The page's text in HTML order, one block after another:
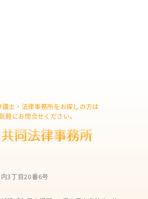
護士・法律事務所をお探しの方は
軽にお問合せください。
3丁目20番6号